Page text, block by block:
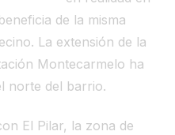
de la misma
La extensión de la
Montecarmelo ha
norte del barrio.
El Pilar, la zona de